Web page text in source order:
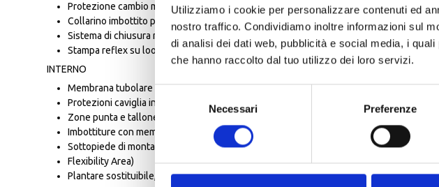
Utilizziamo i cookie per personalizzare contenuti ed
nostro traffico. Condividiamo inoltre informazioni sul
di analisi dei dati web, pubblicità e social media, i
che hanno raccolto dal tuo utilizzo dei loro servizi.
del
Necessari Preferenze
Protezione cambio marcia in pelle
Collarino imbottito per un maggiore comfort
Sistema di chiusura micro-regolabile con cavo e rotore
Stampa reflex su loop posteriore
INTERNO
Membrana tubolare H2OUT® impermeabile e traspirante
Protezioni caviglia in TPU sagomate e iniettate
Zone punta e tallone rinforzate
Imbottiture con memoria
Sottopiede di montaggio sagomato ed ergonomico in nylon con Soft D.F.A.
Flexibility Area)
Plantare sostituibile, ergonomicamente sagomato, ammortizzante, leggero e